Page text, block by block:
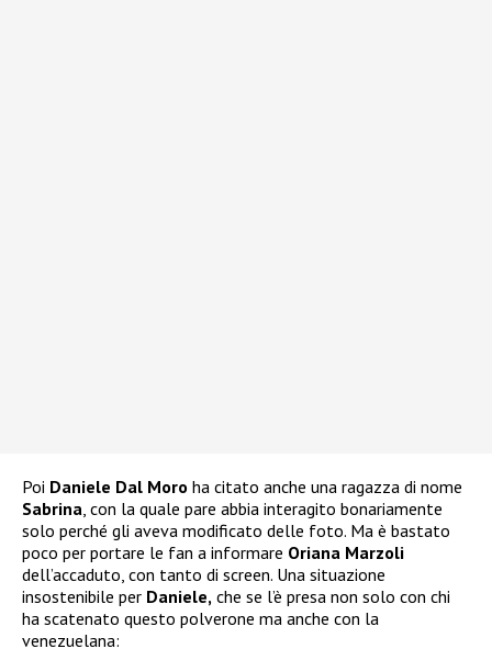
Poi Daniele Dal Moro ha citato anche una ragazza di nome
Sabrina , con la quale pare abbia interagito bonariamente
solo perché gli aveva modificato delle foto. Ma è bastato
poco per portare le fan a informare Oriana Marzoli
dell’accaduto, con tanto di screen. Una situazione
insostenibile per Daniele, che se l’è presa non solo con chi
ha scatenato questo polverone ma anche con la
venezuelana: